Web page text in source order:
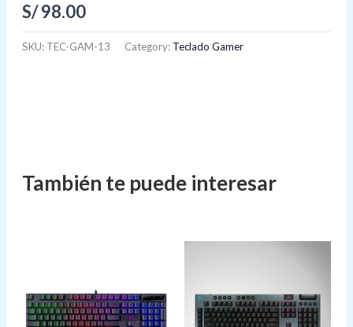
S/98.00
SKU: TEC-GAM-13 Category: Teclado Gamer